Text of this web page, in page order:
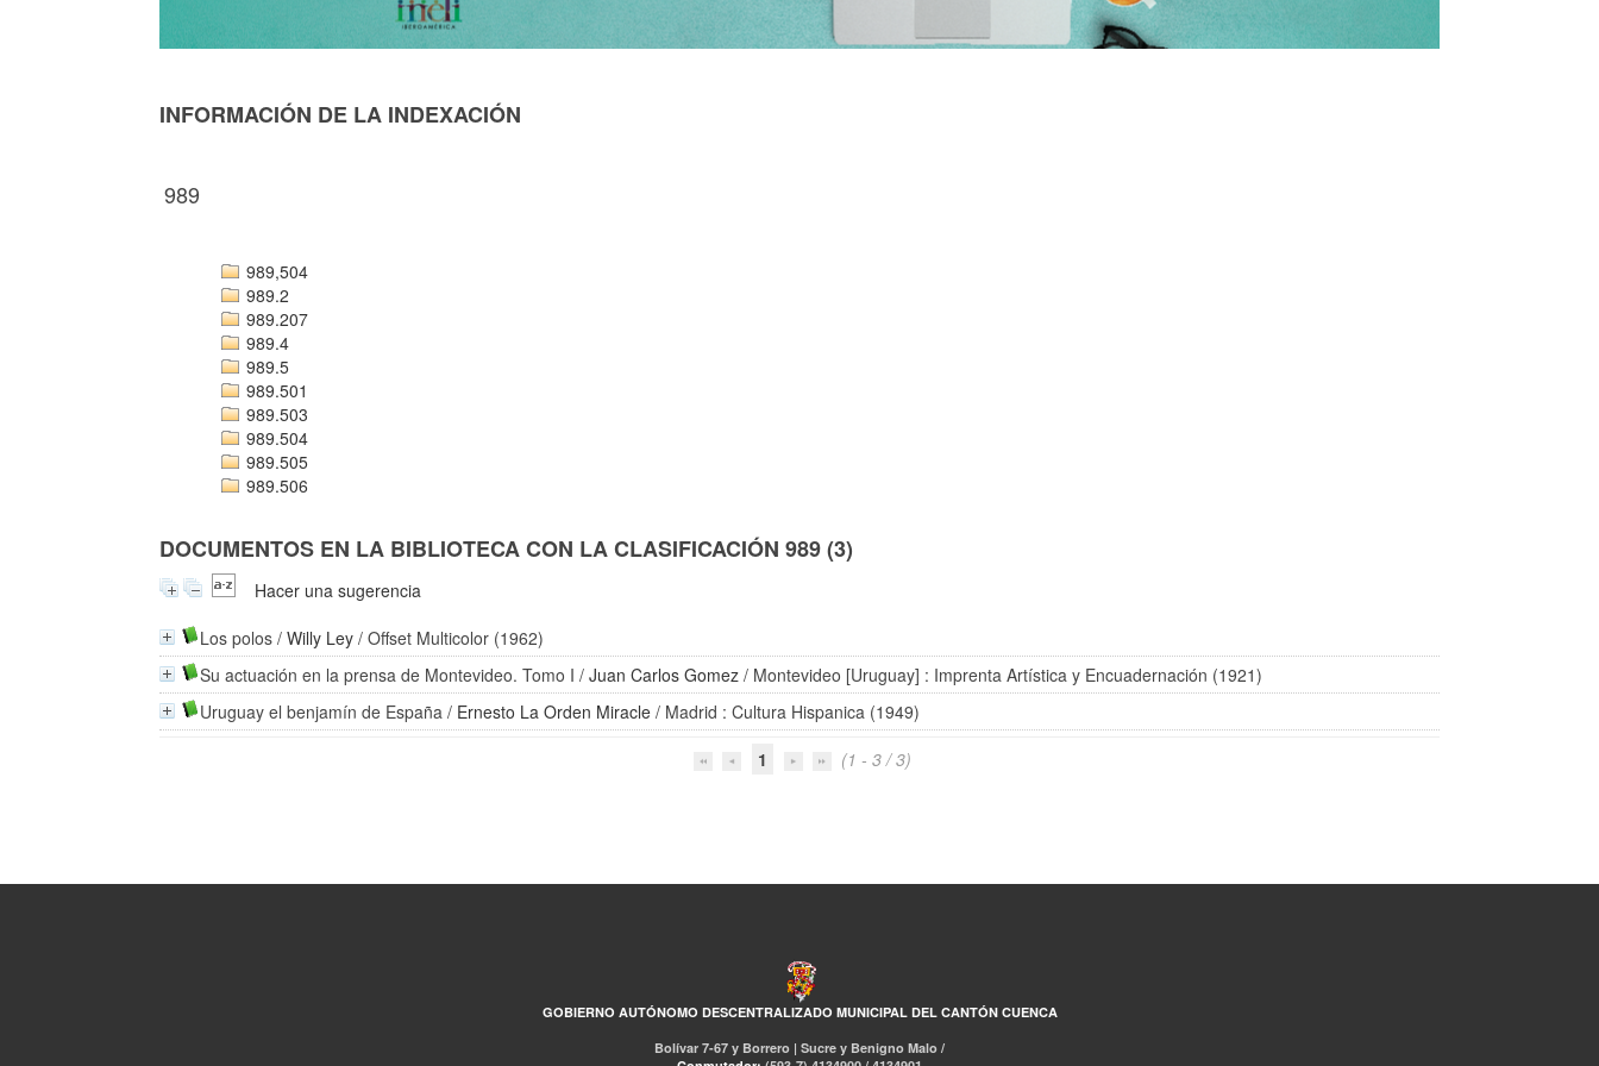
INFORMACIÓN DE LA INDEXACIÓN
989
989,504
989.2
989.207
989.4
989.5
989.501
989.503
989.504
989.505
989.506
DOCUMENTOS EN LA BIBLIOTECA CON LA CLASIFICACIÓN 989 (3)
Hacer una sugerencia
Los polos /Willy Ley / Offset Multicolor (1962)
Su actuación en la prensa de Montevideo. Tomo I /Juan Carlos Gomez / Montevideo [Uruguay] : Imprenta Artística y Encuadernación (1921)
Uruguay el benjamín de España / Ernesto La Orden Miracle / Madrid : Cultura Hispanica (1949)
1
(1 - 3 / 3)
GOBIERNO AUTÓNOMO DESCENTRALIZADO MUNICIPAL DEL CANTÓN CUENCA
Bolívar 7-67 y Borrero | Sucre y Benigno Malo /